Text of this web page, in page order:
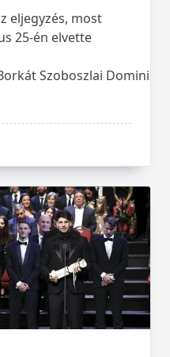
eljegyzés, most
25-én elvette
Szoboszlai Dominik,